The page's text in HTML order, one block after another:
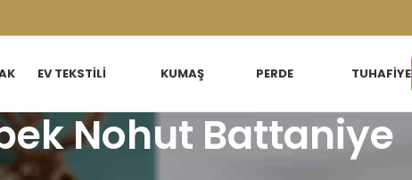
EV TEKSTILI KUMAŞ PERDE TUHAFIYE
Nohut Battaniye
Bebek Nohut Battaniye